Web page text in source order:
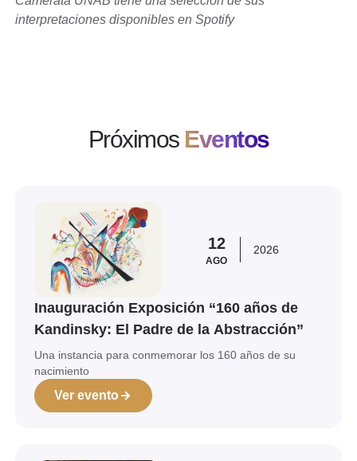
interpretaciones disponibles en Spotify
Próximos Eventos
12
AGO
2026
Inauguración Exposición “160 años de
Kandinsky: El Padre de la Abstracción”
Una instancia para conmemorar los 160 años de su
nacimiento
Ver evento
Ver evento